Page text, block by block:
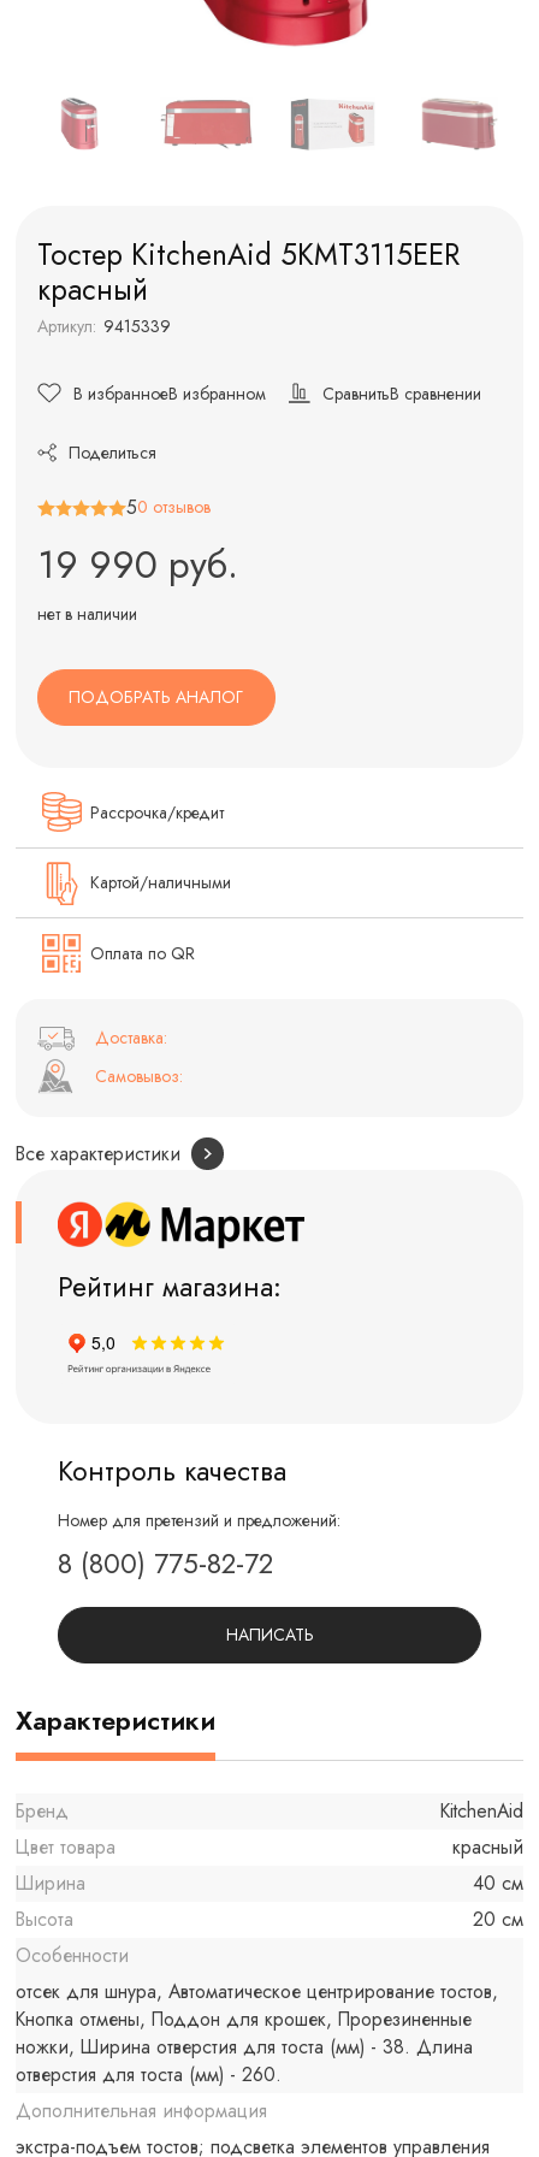
Тостер KitchenAid 5KMT3115EER
красный
Артикул: 9415339
В избранноеВ избранном СравнитьВ сравнении
Поделиться
50 отзывов
19 990 руб.
нет в наличии
ПОДОБРАТЬ АНАЛОГ
Рассрочка/кредит
Картой/наличными
Оплата по QR
Доставка:
Самовывоз:
Все характеристики
Рейтинг магазина:
Контроль качества
Номер для претензий и предложений:
8 (800) 775-82-72
НАПИСАТЬ
Характеристики
Бренд
KitchenAid
Цвет товара
красный
Ширина
40 см
Высота
20 см
Особенности
отсек для шнура, Автоматическое центрирование тостов,
Кнопка отмены, Поддон для крошек, Прорезиненные
ножки, Ширина отверстия для тоста (мм) - 38. Длина
отверстия для тоста (мм) - 260.
Дополнительная информация
экстра-подъем тостов; подсветка элементов управления